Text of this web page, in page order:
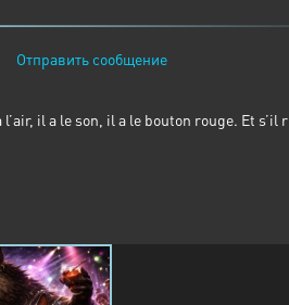
Отправить сообщение
il a le son, il a le bouton rouge. Et s’il